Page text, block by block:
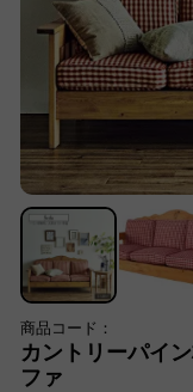
商品コード：
カントリーパイ
ファ